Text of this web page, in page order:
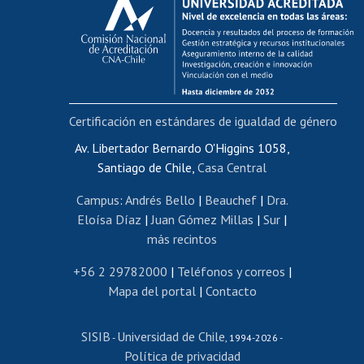
Postulación al AUCAI
Funcionarias/os
Cursos internos de capacitación
Bienestar del personal
Portal de movilidad interna
Certificado de renta
Certificado de renta honorarios
Editar páginas blancas
Extranjeras/os
Revalidación y reconocimiento de títulos
Postulación al Programa de Movilidad Estudiantil
Cursos de español
Av. Libertador Bernardo O'Higgins 1058,
Santiago de Chile, Casa Central
Campus: Andrés Bello | Beauchef| Dra.
Eloísa Díaz | Juan Gómez Millas | Sur |
más recintos
+56 2 29782000 | Teléfonos y correos |
Mapa del portal| Contacto
SISIB - Universidad de Chile , 1994-2026 -
Política de privacidad
Certificación en estándares de igualdad de género